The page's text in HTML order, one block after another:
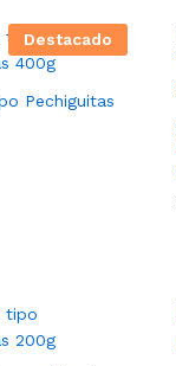
Destacado
Pechiguitas